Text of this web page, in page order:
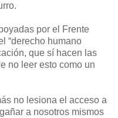
por el Frente
“derecho humano
que sí hacen las
no leer esto como un
no lesiona el acceso a
a nosotros mismos